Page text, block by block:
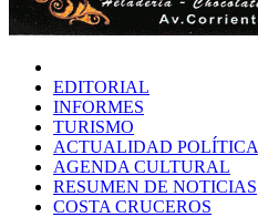
EDITORIAL
INFORMES
TURISMO
ACTUALIDAD POLÍTICA
AGENDA CULTURAL
RESUMEN DE NOTICIAS
COSTA CRUCEROS